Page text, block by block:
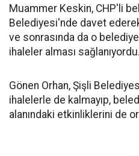
Muammer Keskin, CHP'li
Belediyesi'nde davet ederek
ve sonrasında da o
ihaleler alması sağlanıyordu.
Gönen Orhan, Şişli
ihalelerle de kalmayıp,
alanındaki etkinliklerini de